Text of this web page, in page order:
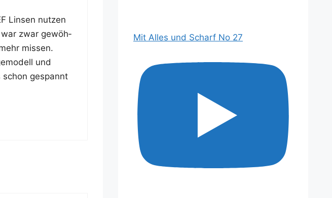
Lin­sen nut­zen
war zwar gewöh­
missen.
und
gespannt
Mit Alles und Scharf No 27